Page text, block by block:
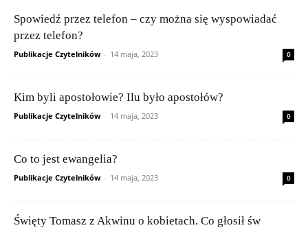
Spowiedź przez telefon – czy można się wyspowiadać
przez telefon?
Publikacje Czytelników - 14 maja, 2023 0
Kim byli apostołowie? Ilu było apostołów?
Publikacje Czytelników - 14 maja, 2023 0
Co to jest ewangelia?
Publikacje Czytelników - 14 maja, 2023 0
Święty Tomasz z Akwinu o kobietach. Co głosił św